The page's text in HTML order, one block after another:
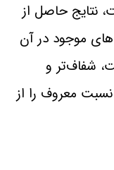
نتايج حاصل از
موجود در آن
شفاف‌تر و
معروف را از